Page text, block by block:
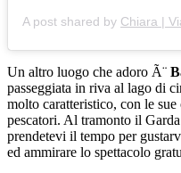
A post shared by Chiara |
Un altro luogo che adoro Ã¨
passeggiata in riva al lago di
molto caratteristico, con le
pescatori. Al tramonto il
prendetevi il tempo per
ed ammirare lo spettacolo